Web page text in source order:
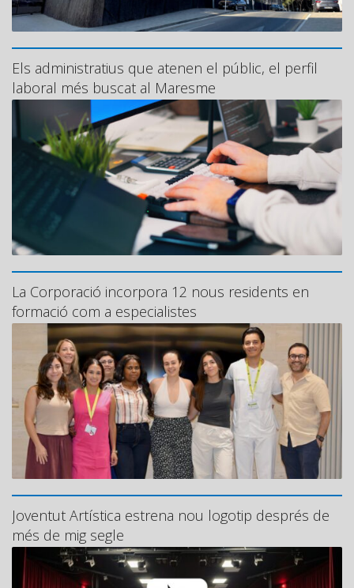
Els administratius que atenen el públic, el perfil
laboral més buscat al Maresme
La Corporació incorpora 12 nous residents en
formació com a especialistes
Joventut Artística estrena nou logotip després de
més de mig segle